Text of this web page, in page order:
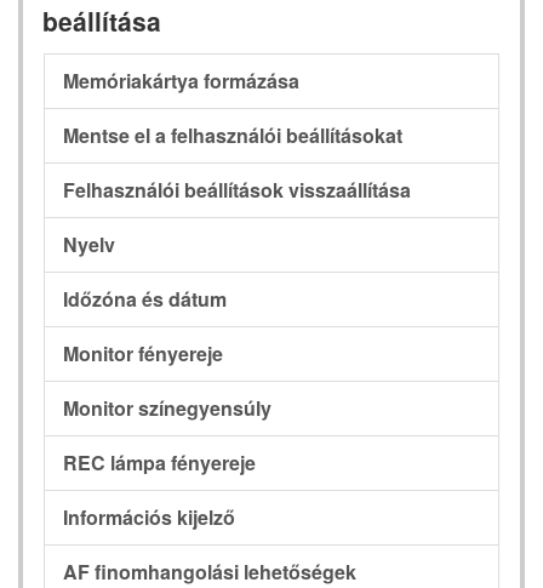
beállítása
Memóriakártya formázása
Mentse el a felhasználói beállításokat
Felhasználói beállítások visszaállítása
Nyelv
Időzóna és dátum
Monitor fényereje
Monitor színegyensúly
REC lámpa fényereje
Információs kijelző
AF finomhangolási lehetőségek